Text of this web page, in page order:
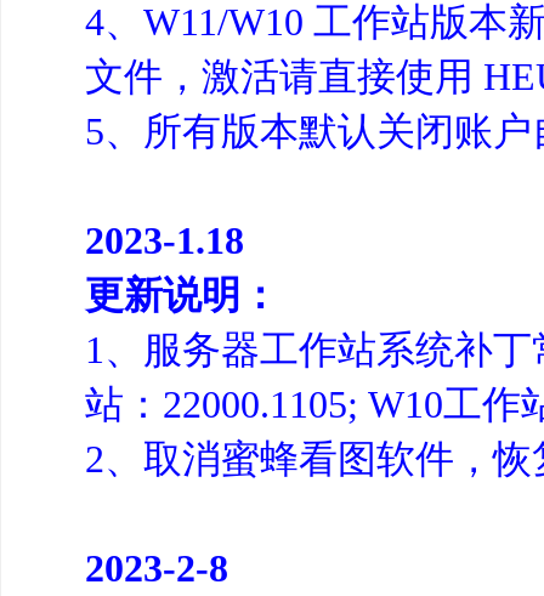
4、W11/W10 工作站版本
文件，激活请直接使用
5、所有版本默认关闭账
2023-1.18
更新说明：
1、服务器工作站系统补丁
站：22000.1105; W10工作
2、取消蜜蜂看图软件，
2023-2-8